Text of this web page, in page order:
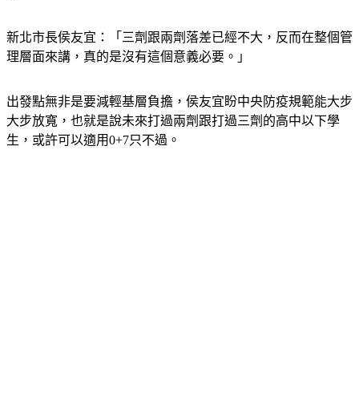
新北市長侯友宜：「三劑跟兩劑落差已經不大，反而在整個管
理層面來講，真的是沒有這個意義必要。」
出發點無非是要減輕基層負擔，侯友宜盼中央防疫規範能大步
大步放寬，也就是說未來打過兩劑跟打過三劑的高中以下學
生，或許可以適用0+7只不過。